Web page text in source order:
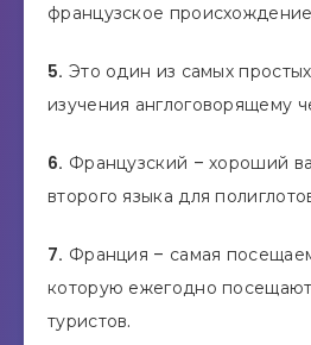
французское
5. Это один из самых
изучения англоговорящему
6. Французский – хороший
второго языка для
7. Франция – самая
которую ежегодно
туристов.